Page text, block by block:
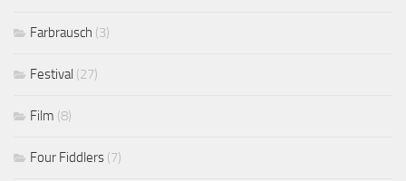
Farbrausch (3)
Festival (27)
Film (8)
Four Fiddlers (7)